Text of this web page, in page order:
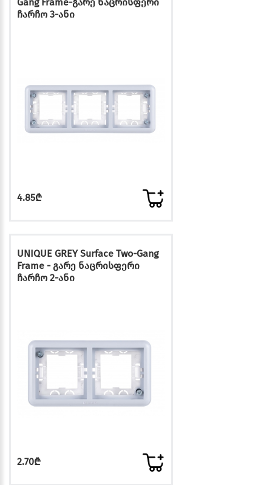
ჩარჩო 3-ანი
4.85₾
UNIQUE GREY Surface Two-Gang
Frame - გარე ნაცრისფერი
ჩარჩო 2-ანი
2.70₾